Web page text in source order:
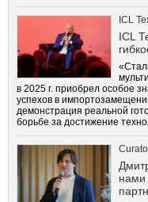
ICL
ICL
в 2025 г. приобрел особое
успехов в
демонстрация реальной
борьбе за достижение
нами